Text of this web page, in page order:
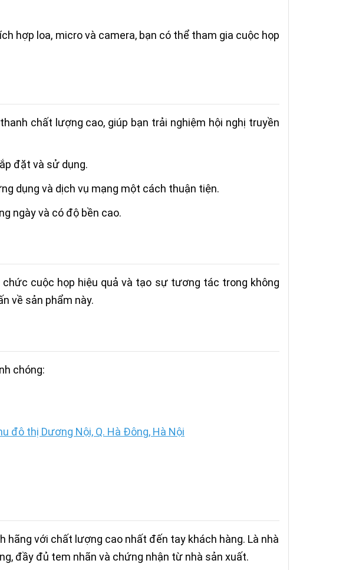
hợp loa, micro và camera, bạn có thể tham gia cuộc họp
chất lượng cao, giúp bạn trải nghiệm hội nghị truyền
đặt và sử dụng.
dụng và dịch vụ mạng một cách thuận tiện.
ngày và có độ bền cao.
cuộc họp hiệu quả và tạo sự tương tác trong không
về sản phẩm này.
chóng:
đô thị Dương Nội, Q. Hà Đông, Hà Nội
hãng với chất lượng cao nhất đến tay khách hàng. Là nhà
đầy đủ tem nhãn và chứng nhận từ nhà sản xuất.